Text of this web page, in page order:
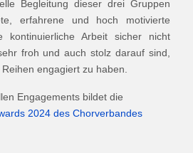
Begleitung dieser drei Gruppen
erfahrene und hoch motivierte
kontinuierliche Arbeit sicher nicht
froh und auch stolz darauf sind,
engagiert zu haben.
Engagements bildet die
2024 des Chorverbandes